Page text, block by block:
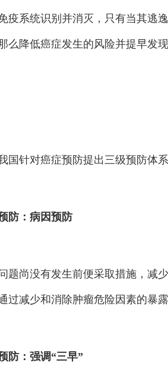
疫系统识别并消灭，只有当其逃
么降低癌症发生的风险并提早发
国针对癌症预防提出三级预防体
防：病因预防
题尚没有发生前便采取措施，减
过减少和消除肿瘤危险因素的暴
防：强调“三早”